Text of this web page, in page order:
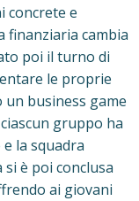
concrete e
finanziaria cambia
poi il turno di
le proprie
business game
gruppo ha
la squadra
è poi conclusa
ai giovani